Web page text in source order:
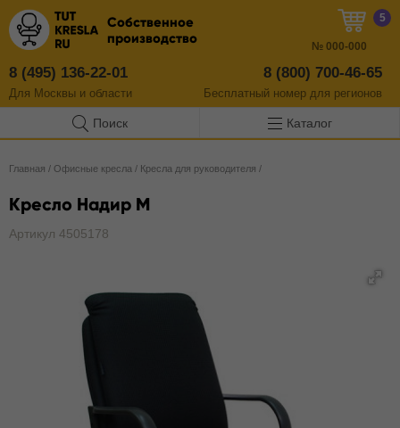
Собственное
производство
8 (495) 136-22-01
Для Москвы и области
8 (800) 700-46-65
Бесплатный номер для регионов
5
№ 000-000
Поиск Каталог
Главная / Офисные кресла / Кресла для руководителя /
Кресло Надир М
Артикул 4505178